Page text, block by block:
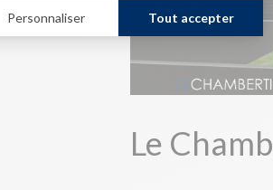
Le